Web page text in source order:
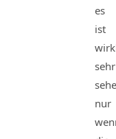
es
ist
sehr
nur